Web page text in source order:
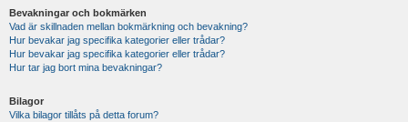
Bevakningar och bokmärken
Vad är skillnaden mellan bokmärkning och bevakning?
Hur bevakar jag specifika kategorier eller trådar?
Hur bevakar jag specifika kategorier eller trådar?
Hur tar jag bort mina bevakningar?
Bilagor
Vilka bilagor tillåts på detta forum?